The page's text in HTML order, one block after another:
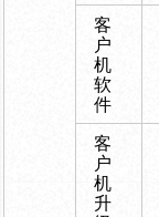
客
户
机
软
件
客
户
机
升